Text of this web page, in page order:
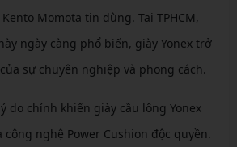
Momota tin dùng. Tại TPHCM,
ngày càng phổ biến, giày Yonex trở
sự chuyên nghiệp và phong cách.
do chính khiến giày cầu lông Yonex
nghệ Power Cushion độc quyền.